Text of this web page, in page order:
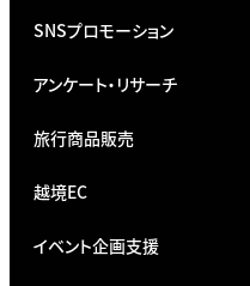
SNSプロモーション
アンケート・リサーチ
旅行商品販売
越境EC
イベント企画支援